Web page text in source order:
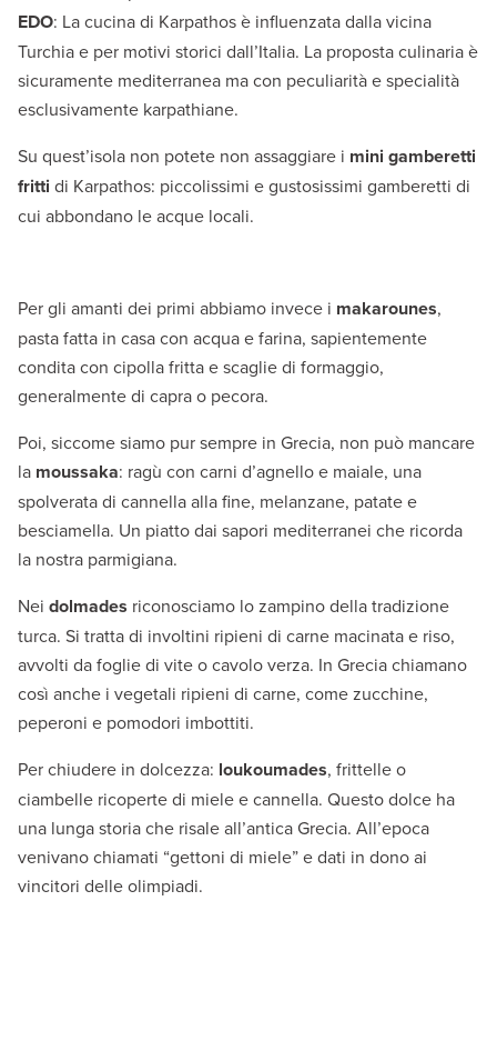
EDO: La cucina di Karpathos è influenzata dalla vicina
Turchia e per motivi storici dall’Italia. La proposta culinaria è
sicuramente mediterranea ma con peculiarità e specialità
esclusivamente karpathiane.
Su quest’isola non potete non assaggiare i mini gamberetti
fritti di Karpathos: piccolissimi e gustosissimi gamberetti di
cui abbondano le acque locali.
Per gli amanti dei primi abbiamo invece i makarounes,
pasta fatta in casa con acqua e farina, sapientemente
condita con cipolla fritta e scaglie di formaggio,
generalmente di capra o pecora.
Poi, siccome siamo pur sempre in Grecia, non può mancare
la moussaka: ragù con carni d’agnello e maiale, una
spolverata di cannella alla fine, melanzane, patate e
besciamella. Un piatto dai sapori mediterranei che ricorda
la nostra parmigiana.
Nei dolmades riconosciamo lo zampino della tradizione
turca. Si tratta di involtini ripieni di carne macinata e riso,
avvolti da foglie di vite o cavolo verza. In Grecia chiamano
così anche i vegetali ripieni di carne, come zucchine,
peperoni e pomodori imbottiti.
Per chiudere in dolcezza: loukoumades, frittelle o
ciambelle ricoperte di miele e cannella. Questo dolce ha
una lunga storia che risale all’antica Grecia. All’epoca
venivano chiamati “gettoni di miele” e dati in dono ai
vincitori delle olimpiadi.